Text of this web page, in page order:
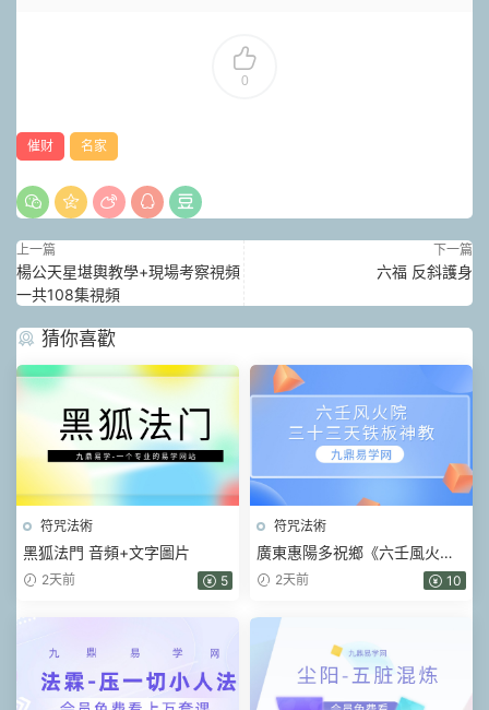
0
催财 名家
上一篇
楊公天星堪輿教學+現場考察視頻
一共108集視頻
下一篇
六福 反斜護身
猜你喜歡
符咒法術
黑狐法門 音頻+文字圖片
2天前 5
符咒法術
廣東惠陽多祝鄉《六壬風火院
三十三天鐵闆神教》4本pdf
2天前 10